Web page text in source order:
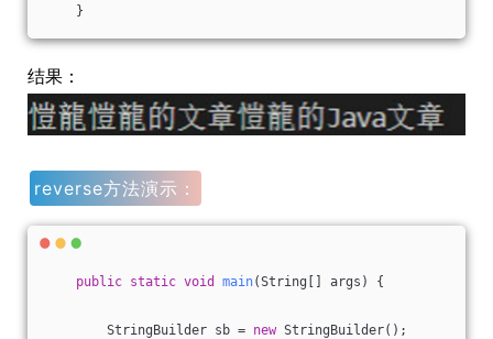
}
结果：
reverse方法演示：
public static void main(String[] args) {
StringBuilder sb = new StringBuilder();